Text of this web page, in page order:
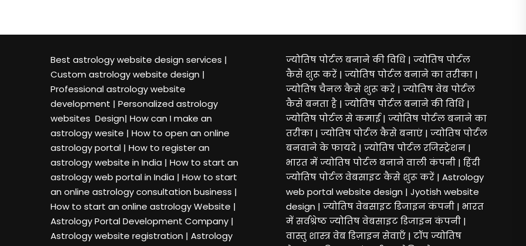
Best astrology website design services |
Custom astrology website design |
Professional astrology website
development | Personalized astrology
websites Design| How can I make an
astrology wesite | How to open an online
astrology portal | How to register an
astrology website in India | How to start an
astrology web portal in India | How to start
an online astrology consultation business |
How to start an online astrology Website |
Astrology Portal Development Company |
Astrology website registration | Astrology
ज्योतिष पोर्टल बनाने की विधि | ज्योतिष पोर्टल
कैसे शुरू करें |ज्योतिष पोर्टल बनाने का तरीका |
ज्योतिष चैनल कैसे शुरू करें | ज्योतिष वेब पोर्टल
कैसे बनता है |ज्योतिष पोर्टल बनाने की विधि |
ज्योतिष पोर्टल से कमाई | ज्योतिष पोर्टल बनाने का
तरीका |ज्योतिष पोर्टल कैसे बनाएं | ज्योतिष पोर्टल
बनवाने के फायदे | ज्योतिष पोर्टल रजिस्ट्रेशन |
भारत में ज्योतिष पोर्टल बनाने वाली कंपनी | हिंदी
ज्योतिष पोर्टल वेबसाइट कैसे शुरू करें |Astrology
web portal website design |Jyotish website
design | ज्योतिष वेबसाइट डिजाइन कंपनी |भारत
में सर्वश्रेष्ठ ज्योतिष वेबसाइट डिजाइन कंपनी |
वास्तु शास्त्र वेब डिज़ाइन सेवाएँ |टॉप ज्योतिष